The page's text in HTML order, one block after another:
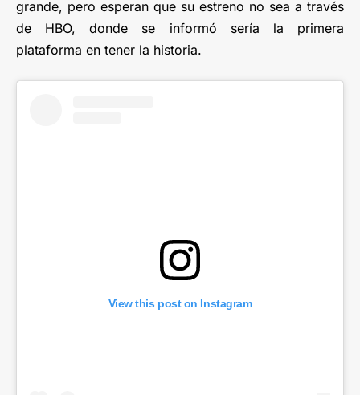
grande, pero esperan que su estreno no sea a través
de HBO, donde se informó sería la primera
plataforma en tener la historia.
View this post on Instagram